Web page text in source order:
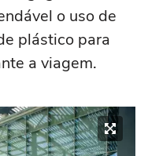
o uso de
plástico para
a viagem.